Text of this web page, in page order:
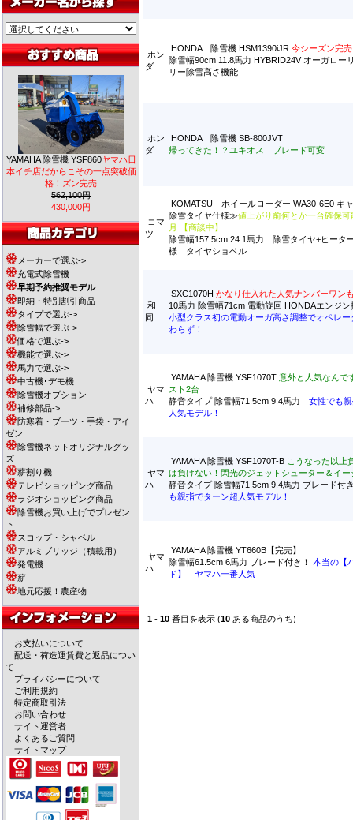
YAMAHA 除雪機 YSF860ヤマハ日
本イチ店だからこその一点突破価
格！ズン完売
562,100円
430,000円
メーカーで選ぶ->
充電式除雪機
早期予約推奨モデル
即納・特別割引商品
タイプで選ぶ->
除雪幅で選ぶ->
価格で選ぶ->
機能で選ぶ->
馬力で選ぶ->
中古機･デモ機
除雪機オプション
補修部品->
防寒着・ブーツ・手袋・アイ
ゼン
除雪機ネットオリジナルグッ
ズ
薪割り機
テレビショッピング商品
ラジオショッピング商品
除雪機お買い上げでプレゼン
ト
スコップ・シャベル
アルミブリッジ（積載用）
発電機
薪
地元応援！農産物
お支払いについて
配送・荷造運賃費と返品につい
て
プライバシーについて
ご利用規約
特定商取引法
お問い合わせ
サイト運営者
よくあるご質問
サイトマップ
ホン
ダ
HONDA 除雪機 HSM1390iJR 今シーズン完売
除雪幅90cm 11.8馬力 HYBRID24V オーガロー
リー除雪高さ機能
ホン
ダ
HONDA 除雪機 SB-800JVT
帰ってきた！？ユキオス ブレード可変
コマ
ツ
KOMATSU ホイールローダー WA30-6E0
除雪タイヤ仕様≫値上がり前何とか一台確保可
月 【商談中】
除雪幅157.5cm 24.1馬力 除雪タイヤ+ヒータ
様 タイヤショベル
和
同
SXC1070H かなり仕入れた人気ナンバーワン
10馬力 除雪幅71cm 電動旋回 HONDAエンジン
小型クラス初の電動オーガ高さ調整でオペレ
わらず！
ヤマ
ハ
YAMAHA 除雪機 YSF1070T 意外と人気なんで
スト2台
静音タイプ 除雪幅71.5cm 9.4馬力 女性でも
人気モデル！
ヤマ
ハ
YAMAHA 除雪機 YSF1070T-B こうなった以上
は負けない！閃光のジェットシューター＆イー
静音タイプ 除雪幅71.5cm 9.4馬力 ブレード
も親指でターン超人気モデル！
ヤマ
ハ
YAMAHA 除雪機 YT660B【完売】
除雪幅61.5cm 6馬力 ブレード付き！ 本当の【
ド】 ヤマハ一番人気
1 - 10 番目を表示 (10 ある商品のうち)